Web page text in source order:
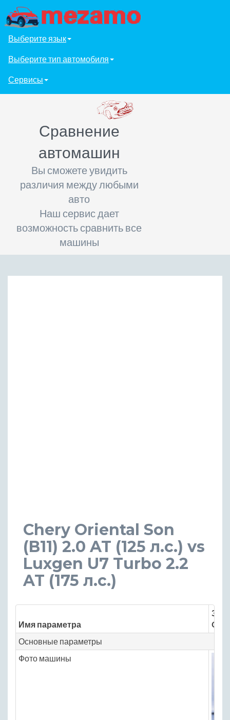
Выберите язык
Выберите тип автомобиля
Сервисы
Сравнение
автомашин
Вы сможете увидить
различия между любыми
авто
Наш сервис дает
возможность сравнить все
машины
Chery Oriental Son
(B11) 2.0 AT (125 л.с.) vs
Luxgen U7 Turbo 2.2
AT (175 л.с.)
Имя параметра
Основные параметры
Фото машины